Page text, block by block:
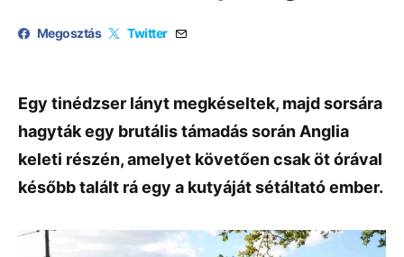
Megosztás Twitter
Egy tinédzser lányt megkéseltek, majd sorsára
hagyták egy brutális támadás során Anglia
keleti részén, amelyet követően csak öt órával
később talált rá egy a kutyáját sétáltató ember.